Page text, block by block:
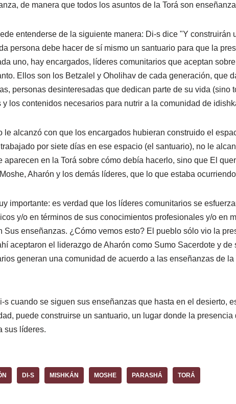
de manera que todos los asuntos de la Torá son
entenderse de la siguiente manera: Di-s dice "Y
persona debe hacer de sí mismo un santuario para que la
uno, hay encargados, líderes comunitarios que aceptan
Ellos son los Betzalel y Oholihav de cada generación, que
personas desinteresadas que dedican parte de su vida
los contenidos necesarios para nutrir a la comunidad de
le alcanzó con que los encargados hubieran construido el
por siete días en ese espacio (el santuario), no le
en la Torá sobre cómo debía hacerlo, sino que El
Aharón y los demás líderes, que lo que estaba
importante: es verdad que los líderes comunitarios se
y/o en términos de sus conocimientos profesionales y/o en
Sus enseñanzas. ¿Cómo vemos esto? El pueblo sólo vio la
aceptaron el liderazgo de Aharón como Sumo Sacerdote y
generan una comunidad de acuerdo a las enseñanzas de
cuando se siguen sus enseñanzas que hasta en el desierto,
puede construirse un santuario, un lugar donde la
sus líderes.
DI-S MISHKÁN MOSHE PARASHÁ TORÁ